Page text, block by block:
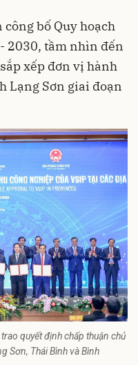
bố Quy hoạch
2030, tầm nhìn đến
xếp đơn vị hành
Lạng Sơn giai đoạn
quyết định chấp thuận chủ
Sơn, Thái Bình và Bình